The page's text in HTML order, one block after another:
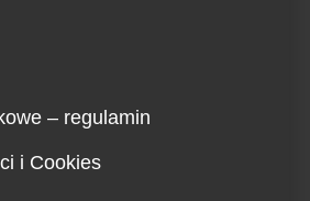
– regulamin
i Cookies